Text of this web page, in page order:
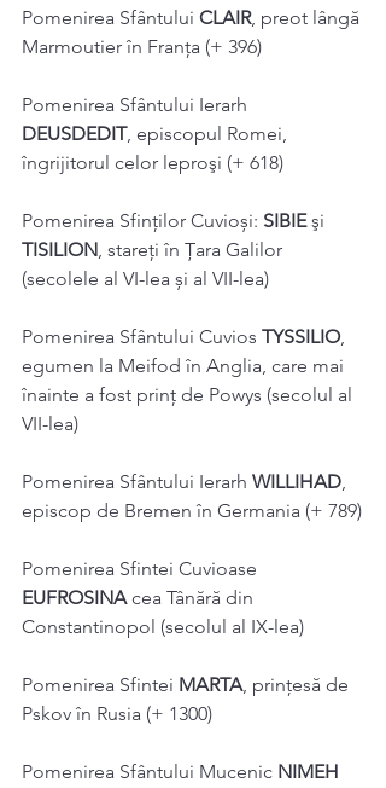
Pomenirea Sfântului CLAIR, preot lângă
Marmoutier în Franţa (+ 396)
Pomenirea Sfântului Ierarh
DEUSDEDIT, episcopul Romei,
îngrijitorul celor leproşi (+ 618)
Pomenirea Sfinților Cuvioși: SIBIE şi
TISILION, stareţi în Ţara Galilor
(secolele al VI-lea și al VII-lea)
Pomenirea Sfântului Cuvios TYSSILIO,
egumen la Meifod în Anglia, care mai
înainte a fost prinţ de Powys (secolul al
VII-lea)
Pomenirea Sfântului Ierarh WILLIHAD,
episcop de Bremen în Germania (+ 789)
Pomenirea Sfintei Cuvioase
EUFROSINA cea Tânără din
Constantinopol (secolul al IX-lea)
Pomenirea Sfintei MARTA, prinţesă de
Pskov în Rusia (+ 1300)
Pomenirea Sfântului Mucenic NIMEH